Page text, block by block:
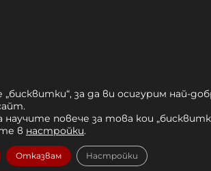
вносител и представител на голямо
екипировка, фитнес уреди и
„бисквитки“, за да ви осигурим най-
повече за това кои
в настройки.
Отказвам Настройки